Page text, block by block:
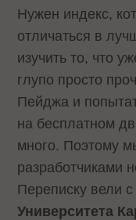
Нужен индекс,
отличаться в
изучить то, что
глупо просто
Пейджа и
на бесплатном
много. Поэтому
разработчиками
Переписку вели
Университета